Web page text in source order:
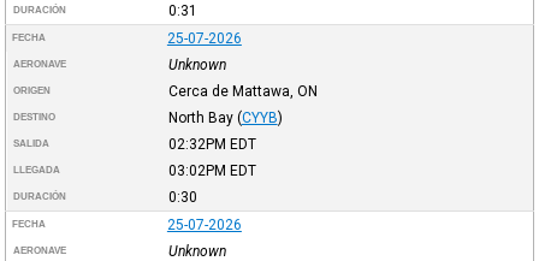
DURACIÓN 0:31
FECHA 25-07-2026
AERONAVE Unknown
ORIGEN Cerca de Mattawa, ON
DESTINO North Bay (CYYB)
SALIDA 02:32PM EDT
LLEGADA 03:02PM EDT
DURACIÓN 0:30
FECHA 25-07-2026
AERONAVE Unknown